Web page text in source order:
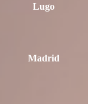
Lugo
Madrid